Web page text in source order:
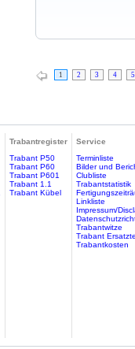
1 2 3 4 5
Trabantregister
Trabant P50
Trabant P60
Trabant P601
Trabant 1.1
Trabant Kübel
Service
Terminliste
Bilder und
Clubliste
Trabantstatistik
Linkliste
Impressum/
Trabantwitze
Trabant
Trabantkosten